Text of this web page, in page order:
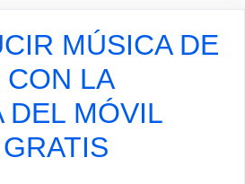
MÚSICA DE
LA
DEL MÓVIL